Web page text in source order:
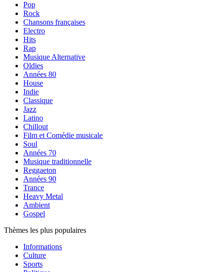
Pop
Rock
Chansons françaises
Electro
Hits
Rap
Musique Alternative
Oldies
Années 80
House
Indie
Classique
Jazz
Latino
Chillout
Film et Comédie musicale
Soul
Années 70
Musique traditionnelle
Reggaeton
Années 90
Trance
Heavy Metal
Ambient
Gospel
Thèmes les plus populaires
Informations
Culture
Sports